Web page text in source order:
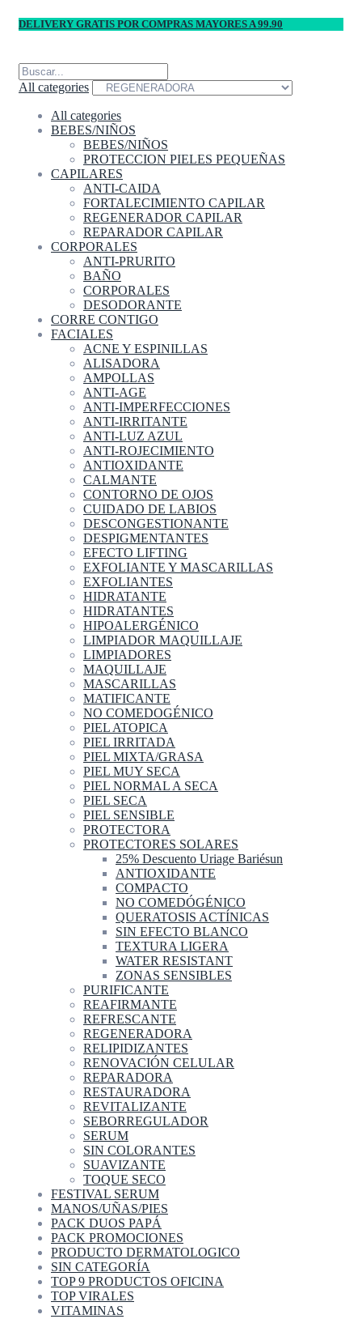
DELIVERY GRATIS POR COMPRAS MAYORES A 99.90
All categories
All categories
BEBES/NIÑOS
BEBES/NIÑOS
PROTECCION PIELES PEQUEÑAS
CAPILARES
ANTI-CAIDA
FORTALECIMIENTO CAPILAR
REGENERADOR CAPILAR
REPARADOR CAPILAR
CORPORALES
ANTI-PRURITO
BAÑO
CORPORALES
DESODORANTE
CORRE CONTIGO
FACIALES
ACNE Y ESPINILLAS
ALISADORA
AMPOLLAS
ANTI-AGE
ANTI-IMPERFECCIONES
ANTI-IRRITANTE
ANTI-LUZ AZUL
ANTI-ROJECIMIENTO
ANTIOXIDANTE
CALMANTE
CONTORNO DE OJOS
CUIDADO DE LABIOS
DESCONGESTIONANTE
DESPIGMENTANTES
EFECTO LIFTING
EXFOLIANTE Y MASCARILLAS
EXFOLIANTES
HIDRATANTE
HIDRATANTES
HIPOALERGÉNICO
LIMPIADOR MAQUILLAJE
LIMPIADORES
MAQUILLAJE
MASCARILLAS
MATIFICANTE
NO COMEDOGÉNICO
PIEL ATOPICA
PIEL IRRITADA
PIEL MIXTA/GRASA
PIEL MUY SECA
PIEL NORMAL A SECA
PIEL SECA
PIEL SENSIBLE
PROTECTORA
PROTECTORES SOLARES
25% Descuento Uriage Bariésun
ANTIOXIDANTE
COMPACTO
NO COMEDÓGÉNICO
QUERATOSIS ACTÍNICAS
SIN EFECTO BLANCO
TEXTURA LIGERA
WATER RESISTANT
ZONAS SENSIBLES
PURIFICANTE
REAFIRMANTE
REFRESCANTE
REGENERADORA
RELIPIDIZANTES
RENOVACIÓN CELULAR
REPARADORA
RESTAURADORA
REVITALIZANTE
SEBORREGULADOR
SERUM
SIN COLORANTES
SUAVIZANTE
TOQUE SECO
FESTIVAL SERUM
MANOS/UÑAS/PIES
PACK DUOS PAPÁ
PACK PROMOCIONES
PRODUCTO DERMATOLOGICO
SIN CATEGORÍA
TOP 9 PRODUCTOS OFICINA
TOP VIRALES
VITAMINAS